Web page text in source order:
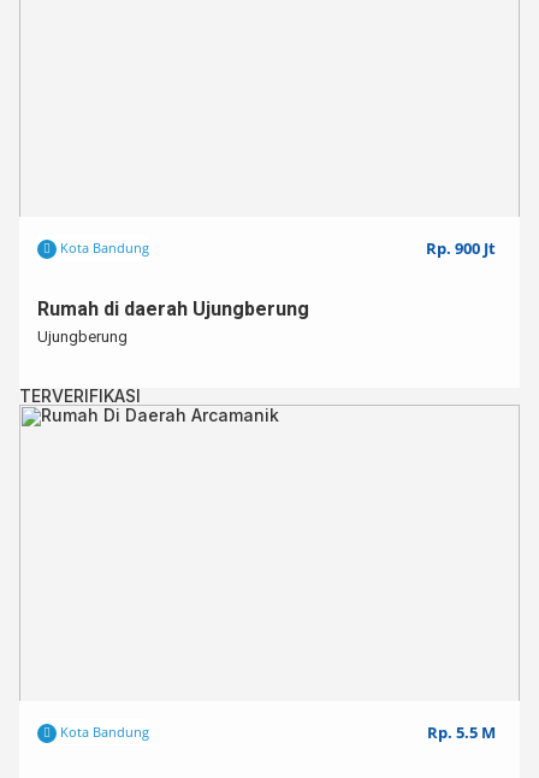
Kota Bandung Rp. 900 Jt
Rumah di daerah Ujungberung
Ujungberung
TERVERIFIKASI
Kota Bandung Rp. 5.5 M